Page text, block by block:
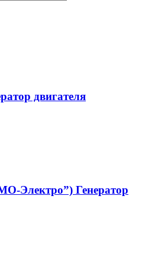
двигателя
Электро”) Генератор